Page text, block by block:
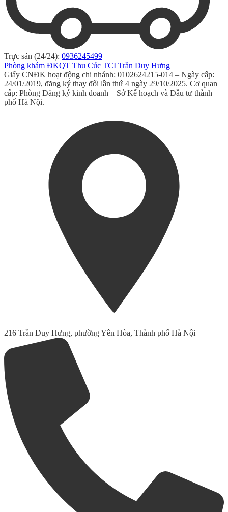
Trực sản (24/24): 0936245499
Phòng khám ĐKQT Thu Cúc TCI Trần Duy Hưng
Giấy CNĐK hoạt động chi nhánh: 0102624215-014 – Ngày cấp:
24/01/2019, đăng ký thay đổi lần thứ 4 ngày 29/10/2025. Cơ quan
cấp: Phòng Đăng ký kinh doanh – Sở Kế hoạch và Đầu tư thành
phố Hà Nội.
216 Trần Duy Hưng, phường Yên Hòa, Thành phố Hà Nội